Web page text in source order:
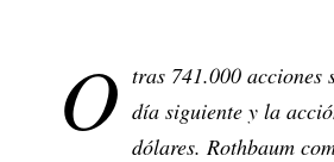
O tras 741.000 acciones
día siguiente y la
dólares. Rothbaum